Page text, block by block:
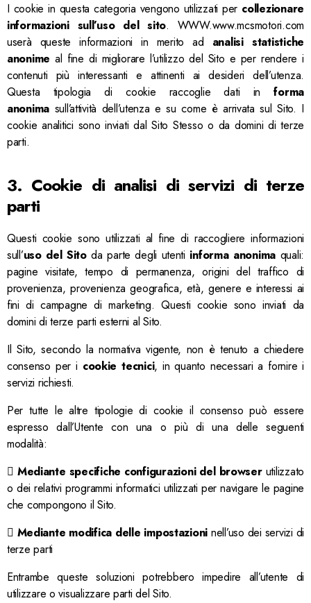
I cookie in questa categoria vengono utilizzati per collezionare
informazioni sull’uso del sito. WWW.www.mcsmotori.com
userà queste informazioni in merito ad analisi statistiche
anonime al fine di migliorare l’utilizzo del Sito e per rendere i
contenuti più interessanti e attinenti ai desideri dell’utenza.
Questa tipologia di cookie raccoglie dati informa
anonima sull’attività dell’utenza e su come è arrivata sul Sito. I
cookie analitici sono inviati dal Sito Stesso o da domini di terze
parti.
3. Cookie di analisi di servizi di terze
parti
Questi cookie sono utilizzati al fine di raccogliere informazioni
sull’uso del Sitoda parte degli utenti informa anonima quali:
pagine visitate, tempo di permanenza, origini del traffico di
provenienza, provenienza geografica, età, genere e interessi ai
fini di campagne di marketing. Questi cookie sono inviati da
domini di terze parti esterni al Sito.
Il Sito, secondo la normativa vigente, non è tenuto a chiedere
consenso per i cookie tecnici, in quanto necessari a fornire i
servizi richiesti.
Per tutte le altre tipologie di cookie il consenso può essere
espresso dall’Utente con una o più di una delle seguenti
modalità:
 Mediante specifiche configurazioni del browserutilizzato
o dei relativi programmi informatici utilizzati per navigare le pagine
che compongono il Sito.
 Mediante modifica delle impostazioni nell’uso dei servizi di
terze parti
Entrambe queste soluzioni potrebbero impedire all’utente di
utilizzare o visualizzare parti del Sito.